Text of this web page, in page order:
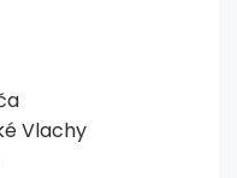
Vlachy